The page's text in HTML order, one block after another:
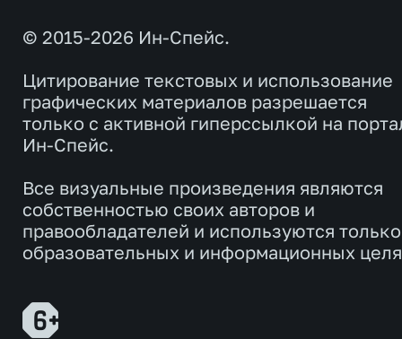
© 2015-2026 Ин-Спейс.
Цитирование текстовых и использование
графических материалов разрешается
только с активной гиперссылкой на
Ин-Спейс.
Все визуальные произведения являются
собственностью своих авторов и
правообладателей и используются
образовательных и информационных